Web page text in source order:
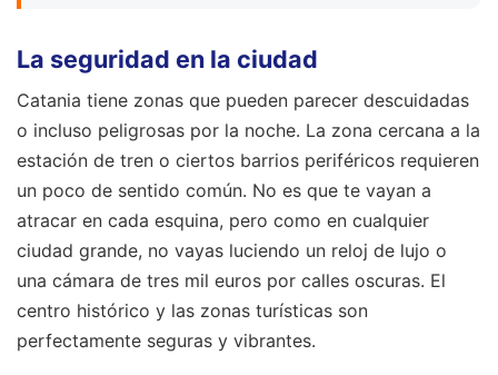
La seguridad en la ciudad
Catania tiene zonas que pueden parecer descuidadas
o incluso peligrosas por la noche. La zona cercana a la
estación de tren o ciertos barrios periféricos requieren
un poco de sentido común. No es que te vayan a
atracar en cada esquina, pero como en cualquier
ciudad grande, no vayas luciendo un reloj de lujo o
una cámara de tres mil euros por calles oscuras. El
centro histórico y las zonas turísticas son
perfectamente seguras y vibrantes.